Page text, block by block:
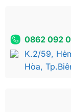
0862 092
K.2/59,
Hòa,